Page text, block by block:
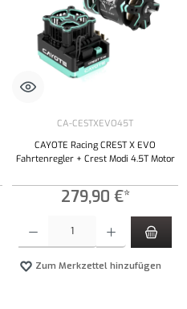
CA-CESTXEVO45T
CAYOTE Racing CREST X EVO
Fahrtenregler + Crest Modi 4.5T Motor
279,90 €*
Zum Merkzettel hinzufügen